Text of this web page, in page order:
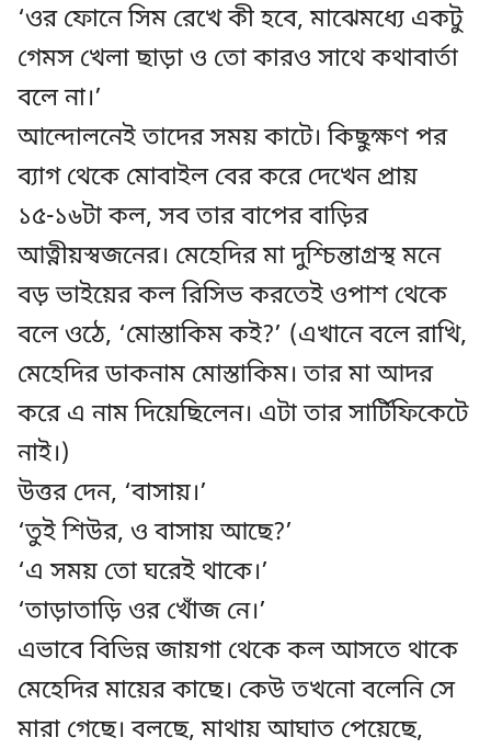
‘ওর ফোনে সিম রেখে কী হবে, মাঝেমধ্যে একটু
গেমস খেলা ছাড়া ও তো কারও সাথে কথাবার্তা
বলে না।’
আন্দোলনেই তাদের সময় কাটে। কিছুক্ষণ পর
ব্যাগ থেকে মোবাইল বের করে দেখেন প্রায়
১৫-১৬টা কল, সব তার বাপের বাড়ির
আত্নীয়স্বজনের। মেহেদির মা দুশ্চিন্তাগ্রস্থ মনে
বড় ভাইয়ের কল রিসিভ করতেই ওপাশ থেকে
বলে ওঠে, ‘মোস্তাকিম কই?’ (এখানে বলে রাখি,
মেহেদির ডাকনাম মোস্তাকিম। তার মা আদর
করে এ নাম দিয়েছিলেন। এটা তার সার্টিফিকেটে
নাই।)
উত্তর দেন, ‘বাসায়।’
‘তুই শিউর, ও বাসায় আছে?’
‘এ সময় তো ঘরেই থাকে।’
‘তাড়াতাড়ি ওর খোঁজ নে।’
এভাবে বিভিন্ন জায়গা থেকে কল আসতে থাকে
মেহেদির মায়ের কাছে। কেউ তখনো বলেনি সে
মারা গেছে। বলছে, মাথায় আঘাত পেয়েছে,